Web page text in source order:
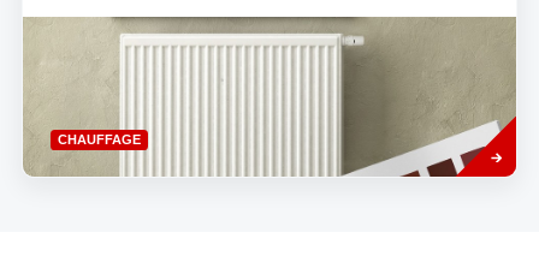
CHAUFFAGE
Savoir
plus